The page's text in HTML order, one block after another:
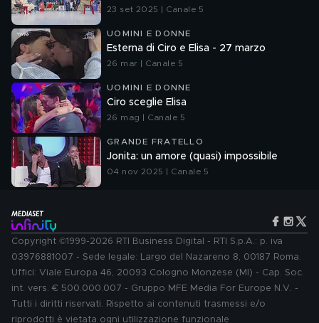
23 set 2025 | Canale 5
UOMINI E DONNE
Esterna di Ciro e Elisa - 27 marzo
26 mar | Canale 5
UOMINI E DONNE
Ciro sceglie Elisa
26 mag | Canale 5
GRANDE FRATELLO
Jonita: un amore (quasi) impossibile
04 nov 2025 | Canale 5
Copyright ©1999-2026 RTI Business Digital - RTI S.p.A.: p. iva
03976881007 - Sede legale: Largo del Nazareno 8, 00187 Roma.
Uffici: Viale Europa 46, 20093 Cologno Monzese (MI) - Cap. Soc.
int. vers. € 500.000.007 - Gruppo MFE Media For Europe N.V. -
Tutti i diritti riservati. Rispetto ai contenuti trasmessi e/o
riprodotti è vietata ogni utilizzazione funzionale